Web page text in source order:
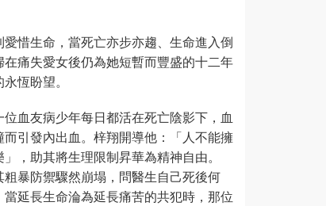
惜生命，當死亡亦步亦趨、生命進入倒
痛失愛女後仍為她短暫而豐盛的十二年
恆盼望。
血友病少年每日都活在死亡陰影下，血
引發內出血。梓翔開導他：「人不能擁
，助其將生理限制昇華為精神自由。
暴防禦驟然崩塌，問醫生自己死後何
延長生命淪為延長痛苦的共犯時，那位